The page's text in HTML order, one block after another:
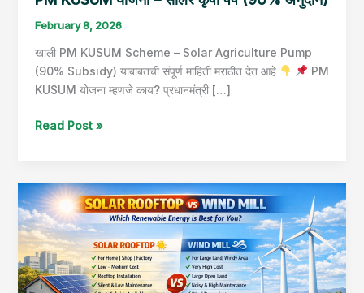
February 8, 2026
खाली PM KUSUM Scheme – Solar Agriculture Pump
(90% Subsidy) याबाबतची संपूर्ण माहिती मराठीत देत आहे
PM
KUSUM योजना म्हणजे काय? प्रधानमंत्री […]
Read Post »
SOLAR
ROOFTOP
vs
WIND
MILL